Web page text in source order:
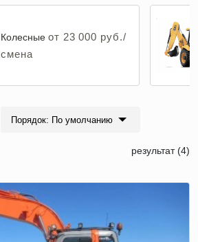
Колесные от 23 000 руб./
смена
Порядок: По умолчанию
результат (4)